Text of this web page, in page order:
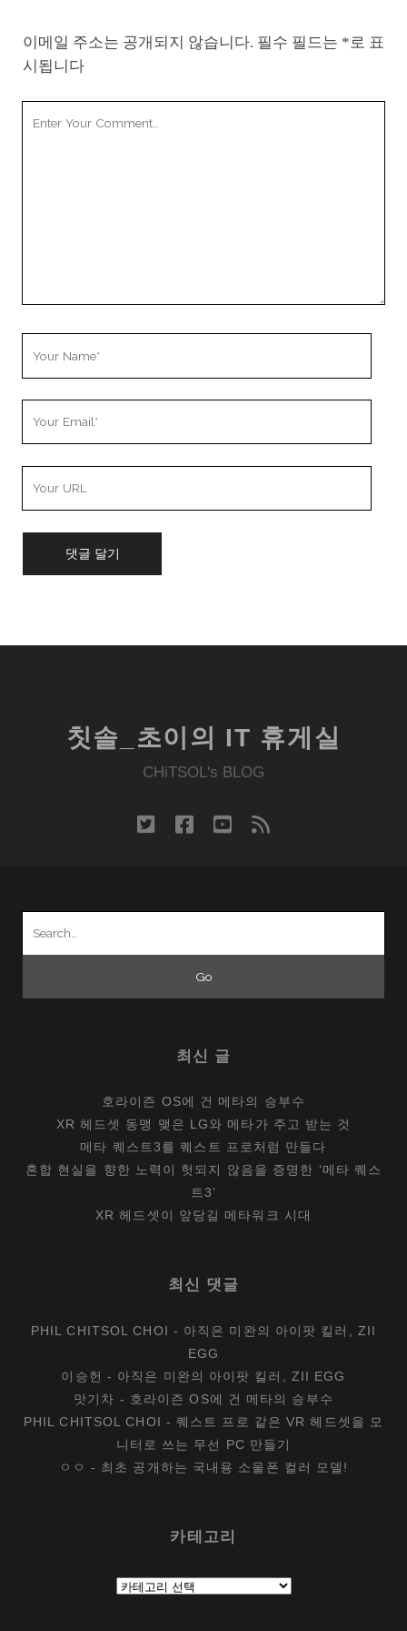
이메일 주소는 공개되지 않습니다. 필수 필드는 *로 표
시됩니다
칫솔_초이의 IT 휴게실
CHiTSOL's BLOG
twitterfacebook
youtube
rss
최신 글
호라이즌 OS에 건 메타의 승부수
XR 헤드셋 동맹 맺은 LG와 메타가 주고 받는 것
메타 퀘스트3를 퀘스트 프로처럼 만들다
혼합 현실을 향한 노력이 헛되지 않음을 증명한 ‘메타 퀘스
트3’
XR 헤드셋이 앞당길 메타워크 시대
최신 댓글
PHIL CHITSOL CHOI - 아직은 미완의 아이팟 킬러, ZII
EGG
이승헌 - 아직은 미완의 아이팟 킬러, ZII EGG
맛기차 - 호라이즌 OS에 건 메타의 승부수
PHIL CHITSOL CHOI -퀘스트 프로 같은 VR 헤드셋을 모
니터로 쓰는 무선 PC 만들기
ㅇㅇ - 최초 공개하는 국내용 소울폰 컬러 모델!
카테고리
테